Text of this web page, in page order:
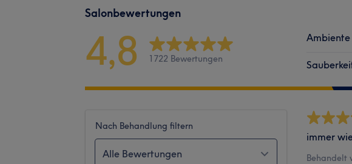
Salonbewertungen
4,8 1722 Bewertungen
Ambiente
Nach Behandlung filtern
Alle Bewertungen
immer
Behandelt